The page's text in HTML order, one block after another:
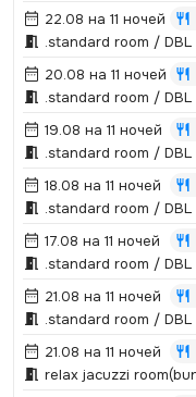
22.08 на 11 ночей
.­standard room / DBL
20.08 на 11 ночей
.­standard room / DBL
19.08 на 11 ночей
.­standard room / DBL
18.08 на 11 ночей
.­standard room / DBL
17.08 на 11 ночей
.­standard room / DBL
21.08 на 11 ночей
.­standard room / DBL
21.08 на 11 ночей
relax jacuzzi